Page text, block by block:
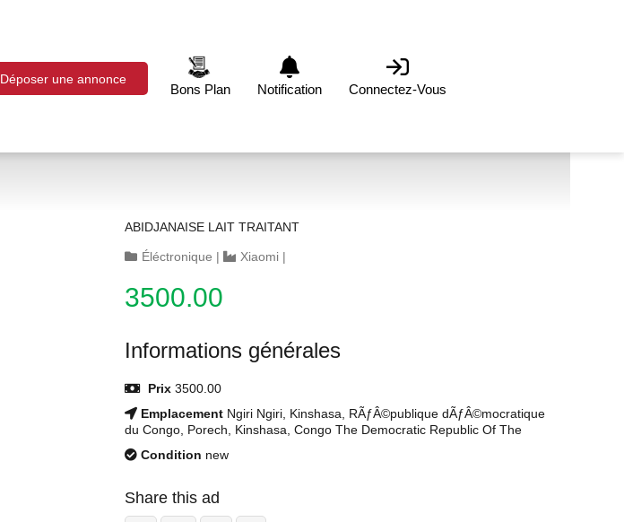
Déposer une annonce
Bons Plan Notification Connectez-Vous
ABIDJANAISE LAIT TRAITANT
Éléctronique | Xiaomi |
3500.00
Informations générales
Prix 3500.00
Emplacement Ngiri Ngiri, Kinshasa, RÃƒÂ©publique dÃƒÂ©mocratique
du Congo, Porech, Kinshasa, Congo The Democratic Republic Of The
Condition new
Share this ad